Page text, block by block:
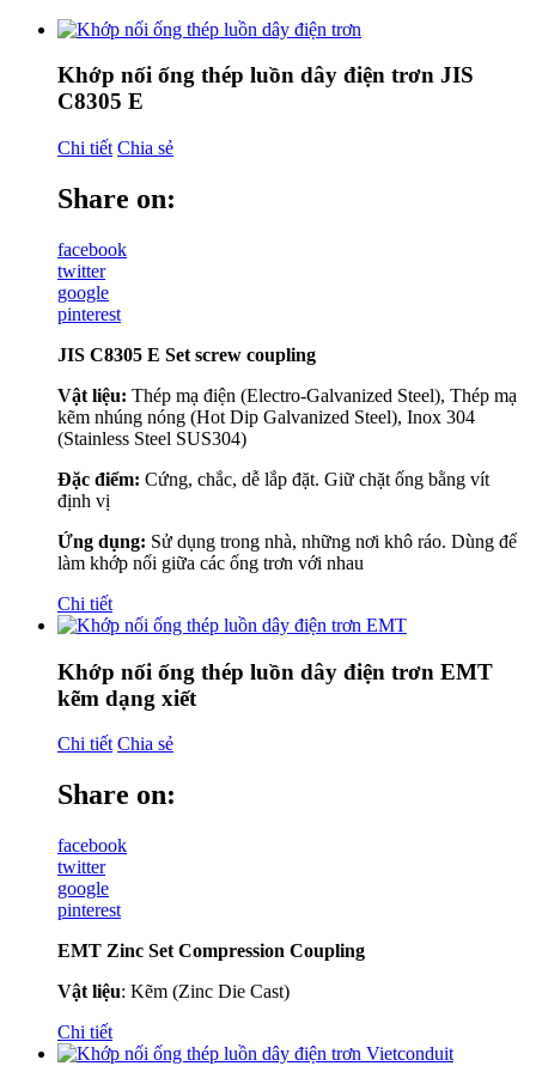
Khớp nối ống thép luồn dây điện trơn JIS
C8305 E
Chi tiết Chia sẻ
Share on:
facebook
twitter
google
pinterest
JIS C8305 E Set screw coupling
Vật liệu: Thép mạ điện (Electro-Galvanized Steel), Thép mạ
kẽm nhúng nóng (Hot Dip Galvanized Steel), Inox 304
(Stainless Steel SUS304)
Đặc điểm: Cứng, chắc, dễ lắp đặt. Giữ chặt ống bằng vít
định vị
Ứng dụng: Sử dụng trong nhà, những nơi khô ráo. Dùng để
làm khớp nối giữa các ống trơn với nhau
Chi tiết
Khớp nối ống thép luồn dây điện trơn EMT
kẽm dạng xiết
Chi tiết Chia sẻ
Share on:
facebook
twitter
google
pinterest
EMT Zinc Set Compression Coupling
Vật liệu: Kẽm (Zinc Die Cast)
Chi tiết